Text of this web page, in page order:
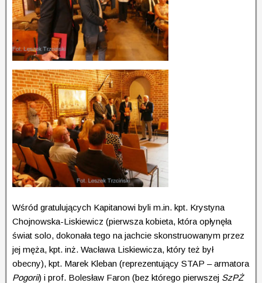
Wśród gratulujących Kapitanowi byli m.in. kpt. Krystyna
Chojnowska-Liskiewicz (pierwsza kobieta, która opłynęła
świat solo, dokonała tego na jachcie skonstruowanym przez
jej męża, kpt. inż. Wacława Liskiewicza, który też był
obecny), kpt. Marek Kleban (reprezentujący STAP – armatora
Pogorii) i prof. Bolesław Faron (bez którego pierwszej SzPŻ